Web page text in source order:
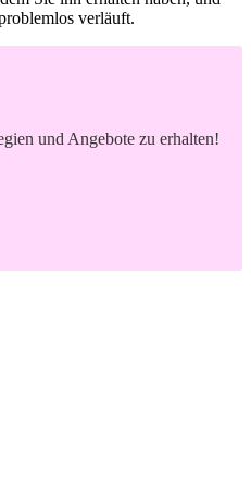
verläuft.
und Angebote zu erhalten!